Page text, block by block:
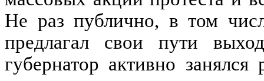
Не раз публично, в том
предлагал свои пути
губернатор активно